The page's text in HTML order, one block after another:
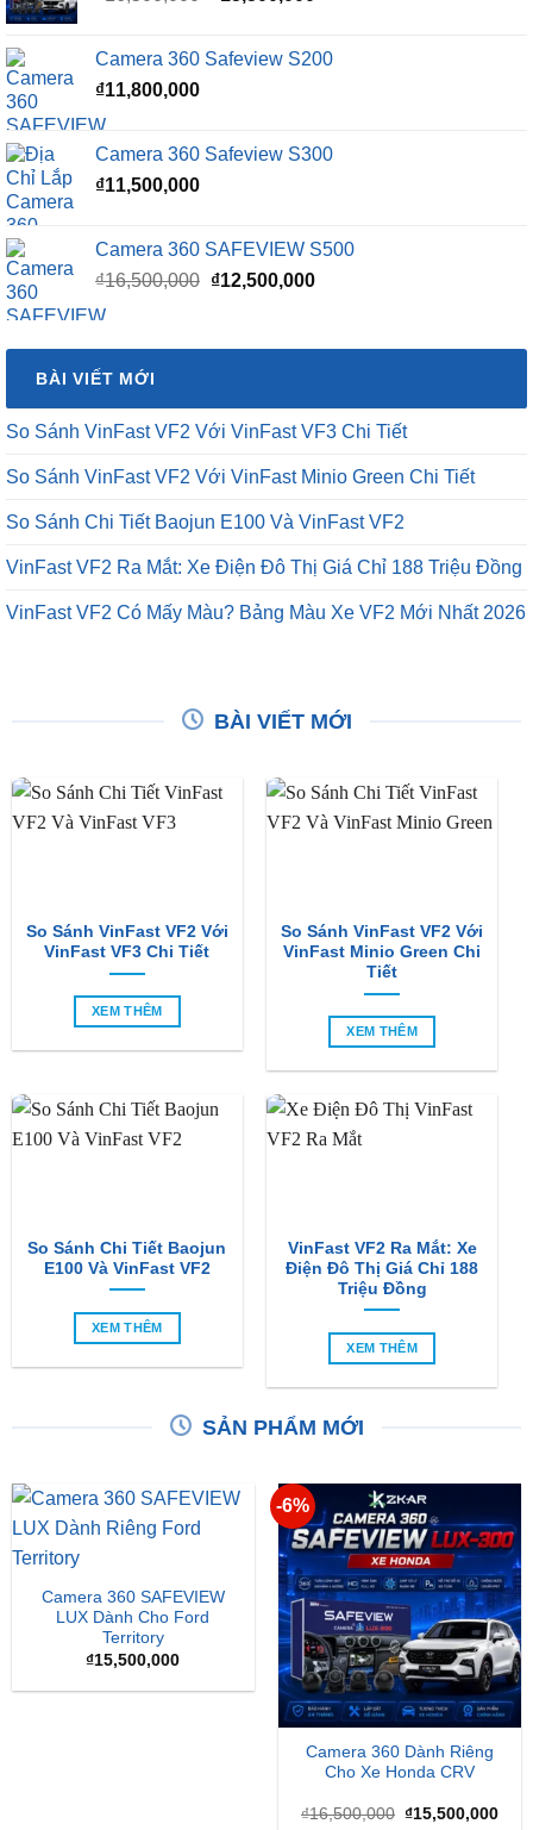
₫16,500,000.là:
Camera 360 Safeview S200
₫11,800,000
Camera 360 Safeview S300
₫11,500,000
Camera 360 SAFEVIEW S500
₫16,500,000 Giá
₫16,500,000.
₫12,500,000Giá
là:
BÀI VIẾT MỚI
So Sánh VinFast VF2 Với VinFast VF3 Chi Tiết
So Sánh VinFast VF2 Với VinFast Minio Green Chi Tiết
So Sánh Chi Tiết Baojun E100 Và VinFast VF2
VinFast VF2 Ra Mắt: Xe Điện Đô Thị Giá Chỉ 188 Triệu Đồng
VinFast VF2 Có Mấy Màu? Bảng Màu Xe VF2 Mới Nhất 2026
BÀI VIẾT MỚI
So Sánh VinFast VF2 Với
VinFast VF3 Chi Tiết
XEM THÊM
So Sánh VinFast VF2 Với
VinFast Minio Green Chi
Tiết
XEM THÊM
So Sánh Chi Tiết Baojun
E100 Và VinFast VF2
XEM THÊM
VinFast VF2 Ra Mắt: Xe
Điện Đô Thị Giá Chỉ 188
Triệu Đồng
XEM THÊM
SẢN PHẨM MỚI
Camera 360 SAFEVIEW
LUX Dành Cho Ford
Territory
₫15,500,000
-6%
Camera 360 Dành Riêng
Cho Xe Honda CRV
₫16,500,000 Giá
₫15,500,000Giá